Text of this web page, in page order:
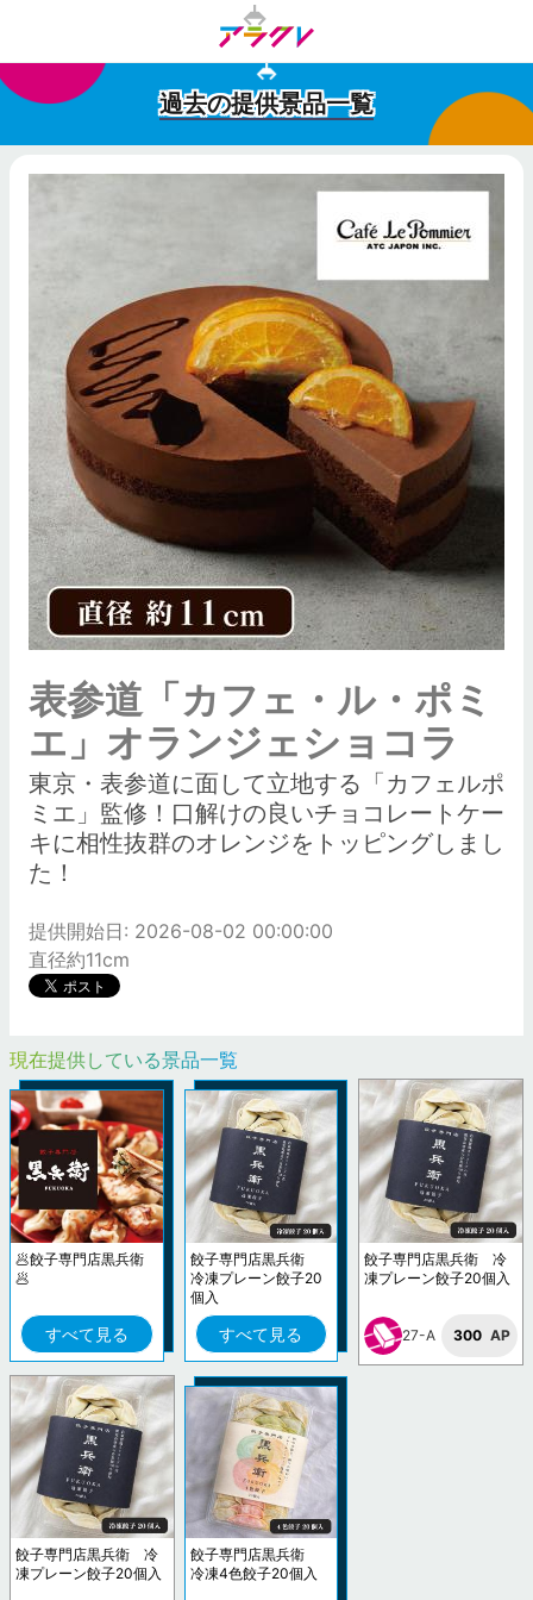
過去の提供景品一覧
表参道「カフェ・ル・ポミ
エ」オランジェショコラ
東京・表参道に面して立地する「カフェルポ
ミエ」監修！口解けの良いチョコレートケー
キに相性抜群のオレンジをトッピングしまし
た！
提供開始日: 2026-08-02 00:00:00
直径約11cm
現在提供している景品一覧
🥟餃子専門店黒兵衛
🥟
すべて見る
餃子専門店黒兵衛
冷凍プレーン餃子20
個入
すべて見る
餃子専門店黒兵衛 冷
凍プレーン餃子20個入
27-A 300 AP
餃子専門店黒兵衛 冷
凍プレーン餃子20個入
餃子専門店黒兵衛
冷凍4色餃子20個入